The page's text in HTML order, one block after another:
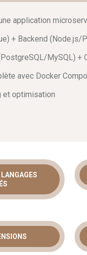
application
+ Backend (Node.js/
MySQL) +
avec Docker
et optimisation